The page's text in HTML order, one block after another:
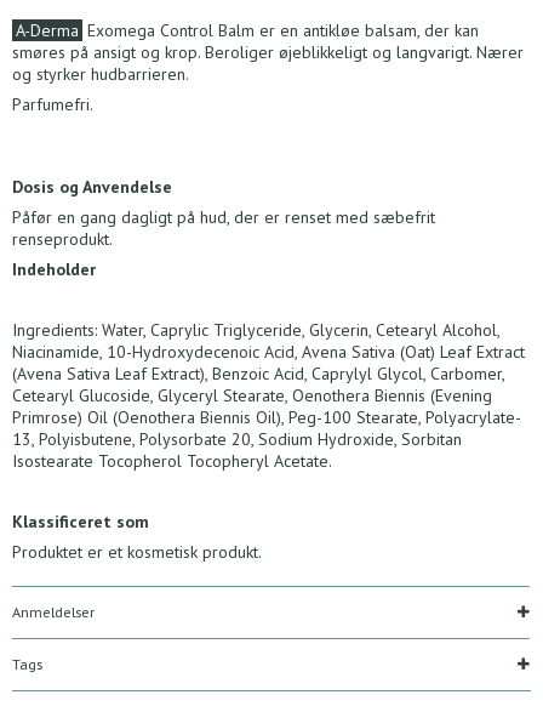
A-Derma Exomega Control Balm er en antikløe balsam, der kan
smøres på ansigt og krop. Beroliger øjeblikkeligt og langvarigt. Nærer
og styrker hudbarrieren.
Parfumefri.
Dosis og Anvendelse
Påfør en gang dagligt på hud, der er renset med sæbefrit
renseprodukt.
Indeholder
Ingredients: Water, Caprylic Triglyceride, Glycerin, Cetearyl Alcohol,
Niacinamide, 10-Hydroxydecenoic Acid, Avena Sativa (Oat) Leaf Extract
(Avena Sativa Leaf Extract), Benzoic Acid, Caprylyl Glycol, Carbomer,
Cetearyl Glucoside, Glyceryl Stearate, Oenothera Biennis (Evening
Primrose) Oil (Oenothera Biennis Oil), Peg-100 Stearate, Polyacrylate-
13, Polyisbutene, Polysorbate 20, Sodium Hydroxide, Sorbitan
Isostearate Tocopherol Tocopheryl Acetate.
Klassificeret som
Produktet er et kosmetisk produkt.
Anmeldelser
Tags